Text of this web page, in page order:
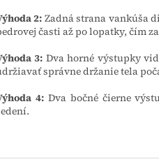
2: Zadná strana vankúša
časti až po lopatky, čím
3: Dva horné výstupky
správne držanie tela
4:Dva bočné čierne